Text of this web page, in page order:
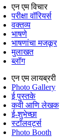
एन एम विचार
परीक्षा वॉरियर्स
वक्तव्य
भाषणे
भाषणांचा मजकूर
मुलाखत
ब्लॉग
एन एम लायब्ररी
Photo Gallery
ई पुस्तके
कवी आणि लेखक
ई-शुभेच्छा
स्टॉलवर्ट्स
Photo Booth